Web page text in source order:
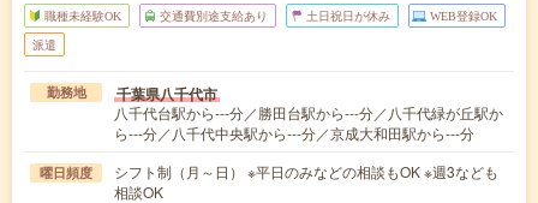
職種未経験OK 交通費別途支給あり 土日祝日が休み WEB登録OK
派遣
勤務地 千葉県八千代市
八千代台駅から---分／勝田台駅から---分／八千代緑が丘駅か
ら---分／八千代中央駅から---分／京成大和田駅から---分
曜日頻度
シフト制（月～日） ※平日のみなどの相談もOK ※週3なども
相談OK